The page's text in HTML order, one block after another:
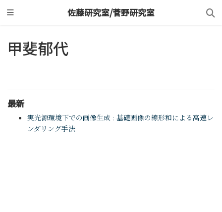
佐藤研究室/菅野研究室
甲斐郁代
最新
実光源環境下での画像生成 : 基礎画像の線形和による高速レ
ンダリング手法